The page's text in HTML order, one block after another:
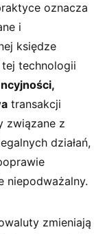
oznacza
i
księdze
technologii
transakcji
związane z
działań,
niepodważalny.
zmieniają